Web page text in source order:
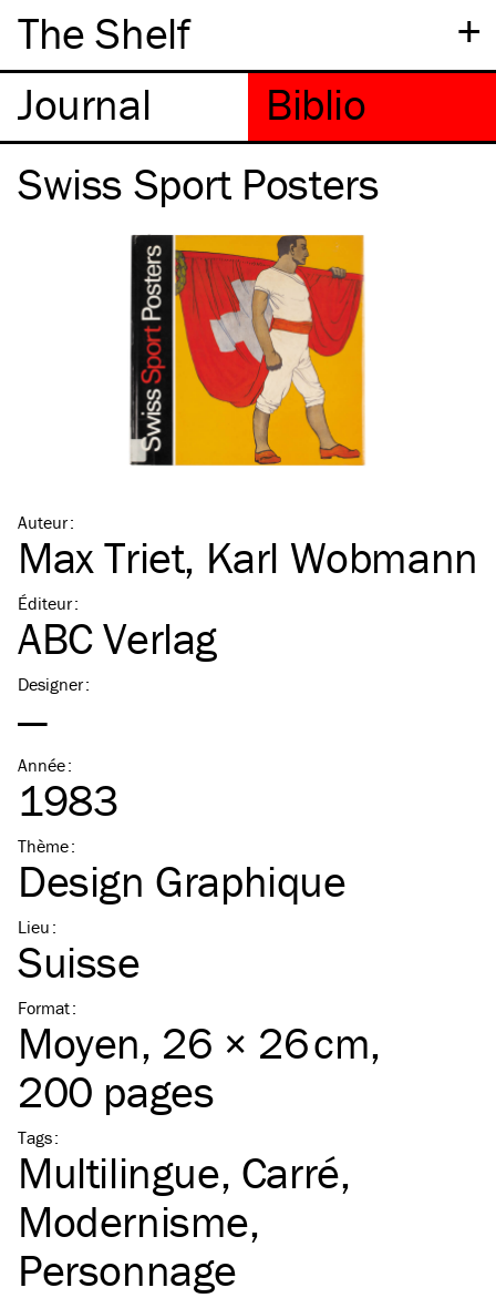
+
The Shelf
Swiss Sport Posters
Auteur:
Max Triet, Karl Wobmann
Éditeur:
ABC Verlag
Designer:
—
Année:
1983
Thème:
Design Graphique
Lieu :
Suisse
Format:
Moyen, 26 × 26 cm,
200 pages
Tags:
Multilingue Carré
Modernisme
Personnage